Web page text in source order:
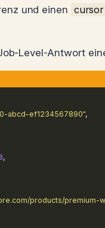
und einen cursor
Level-Antwort
abcd-ef1234567890",
,
products/premium-